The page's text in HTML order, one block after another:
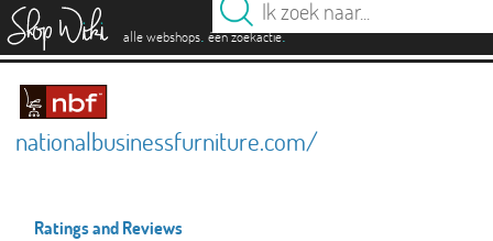
alle webshops. één zoekactie.
nationalbusinessfurniture.com/
Ratings and Reviews